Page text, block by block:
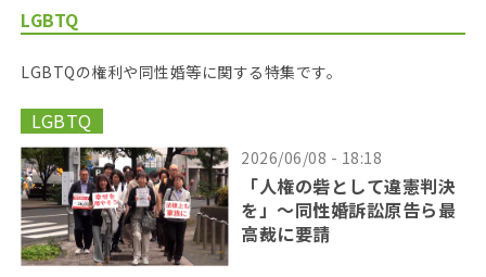
LGBTQ
LGBTQの権利や同性婚等に関する特集です。
LGBTQ
2026/06/08 - 18:18
「人権の砦として違憲判決
を」〜同性婚訴訟原告ら最
高裁に要請